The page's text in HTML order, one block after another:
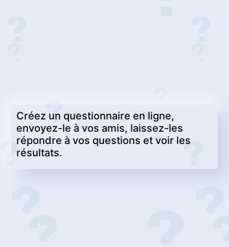
Créez un questionnaire en ligne,
envoyez-le à vos amis, laissez-les
répondre à vos questions et voir les
résultats.